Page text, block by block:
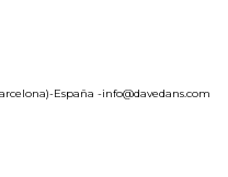
España -info@davedans.com